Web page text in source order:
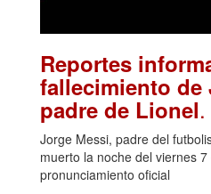
Reportes
fallecimiento de
padre de Lionel
Jorge Messi, padre del
muerto la noche del viernes
pronunciamiento oficial